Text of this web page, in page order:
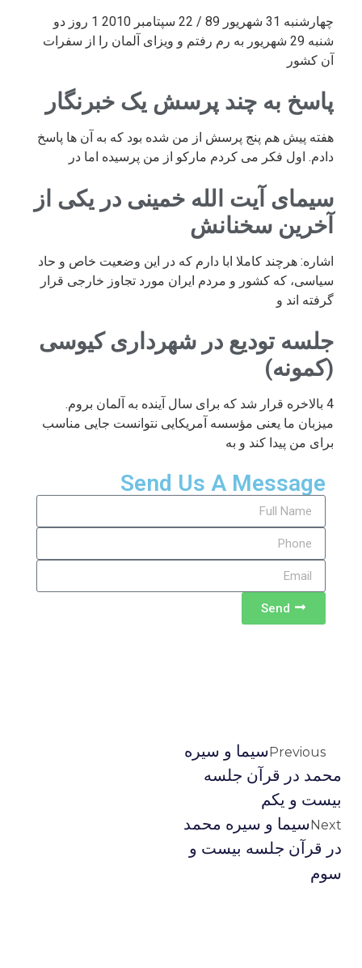
چهارشنبه 31 شهریور 89 / 22 سپتامبر 2010 1 روز دو
شنبه 29 شهریور به رم رفتم و ویزای آلمان را از سفرات
آن کشور
پاسخ به چند پرسش یک خبرنگار
هفته پیش هم پنج پرسش از من شده بود که به آن ها پاسخ
دادم. اول فکر می کردم مارکو از من پرسیده اما در
سیمای آیت الله خمینی در یکی از
آخرین سخنانش
اشاره: هرچند کاملا ابا دارم که در این وضعیت خاص و حاد
سیاسی، که کشور و مردم ایران مورد تجاوز خارجی قرار
گرفته اند و
جلسه تودیع در شهرداری کیوسی
(کمونه)
4 بالاخره قرار شد که برای سال آینده به آلمان بروم.
میزبان ما یعنی مؤسسه آمریکایی نتوانست جایی مناسب
برای من پیدا کند و به
Send Us A Message
Send
Previous سيما و سيره
محمد در قرآن جلسه
بيست و يكم
Next سيما و سيره محمد
در قرآن جلسه بيست و
سوم